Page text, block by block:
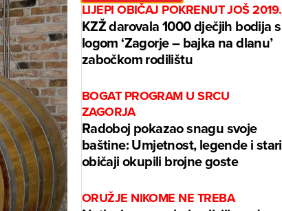
LIJEPI OBIČAJ POKRENUT JOŠ 2019.
KZŽ darovala 1000 dječjih bodija s
logom ‘Zagorje – bajka na dlanu’
zabočkom rodilištu
BOGAT PROGRAM U SRCU
ZAGORJA
Radoboj pokazao snagu svoje
baštine: Umjetnost, legende i stari
običaji okupili brojne goste
ORUŽJE NIKOME NE TREBA